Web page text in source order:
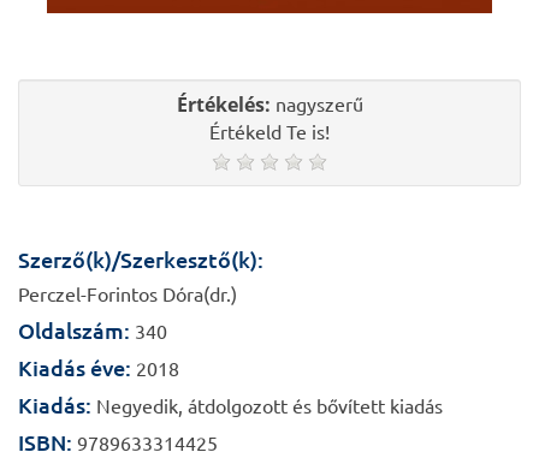
Értékelés: nagyszerű
Értékeld Te is!
Szerző(k)/Szerkesztő(k):
Perczel-Forintos Dóra(dr.)
Oldalszám: 340
Kiadás éve: 2018
Kiadás: Negyedik, átdolgozott és bővített kiadás
ISBN: 9789633314425